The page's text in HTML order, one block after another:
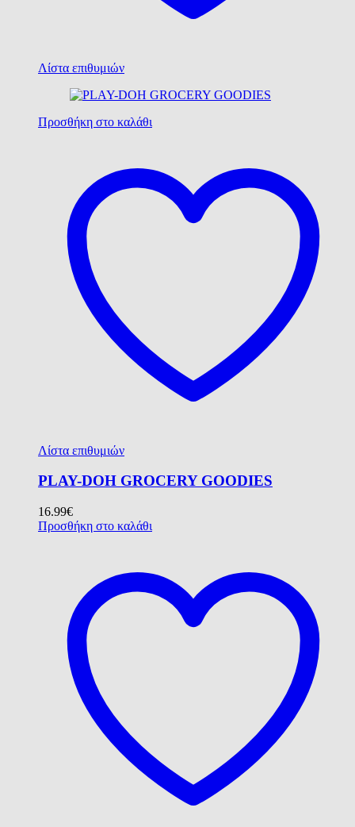
Λίστα επιθυμιών
Προσθήκη στο καλάθι
Λίστα επιθυμιών
PLAY-DOH GROCERY GOODIES
16.99€
Προσθήκη στο καλάθι